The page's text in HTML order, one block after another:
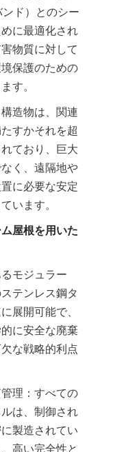
ンド）とのシー
に最適化され
物質に対して
保護のための
す。
造物は、関連
すかそれを超
ており、巨大
く、遠隔地や
に必要な安定
います。
屋根を用いた
モジュラー
テンレス鋼タ
展開可能で、
に安全な廃棄
な戦略的利点
理：すべての
は、制御され
製造されてい
高い完全性と